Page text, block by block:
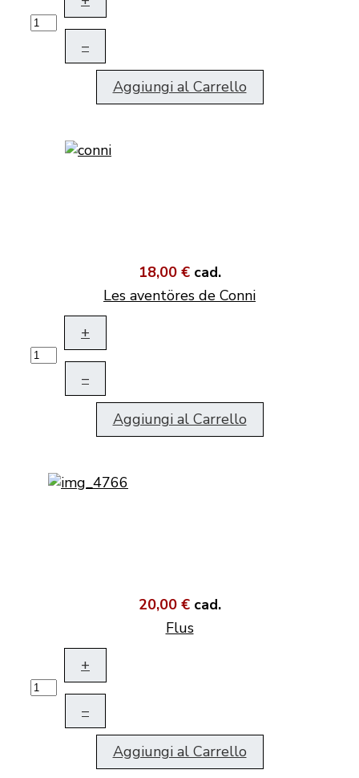
–
Aggiungi al Carrello
18,00 € cad.
Les aventöres de Conni
+
–
Aggiungi al Carrello
20,00 € cad.
Flus
+
–
Aggiungi al Carrello